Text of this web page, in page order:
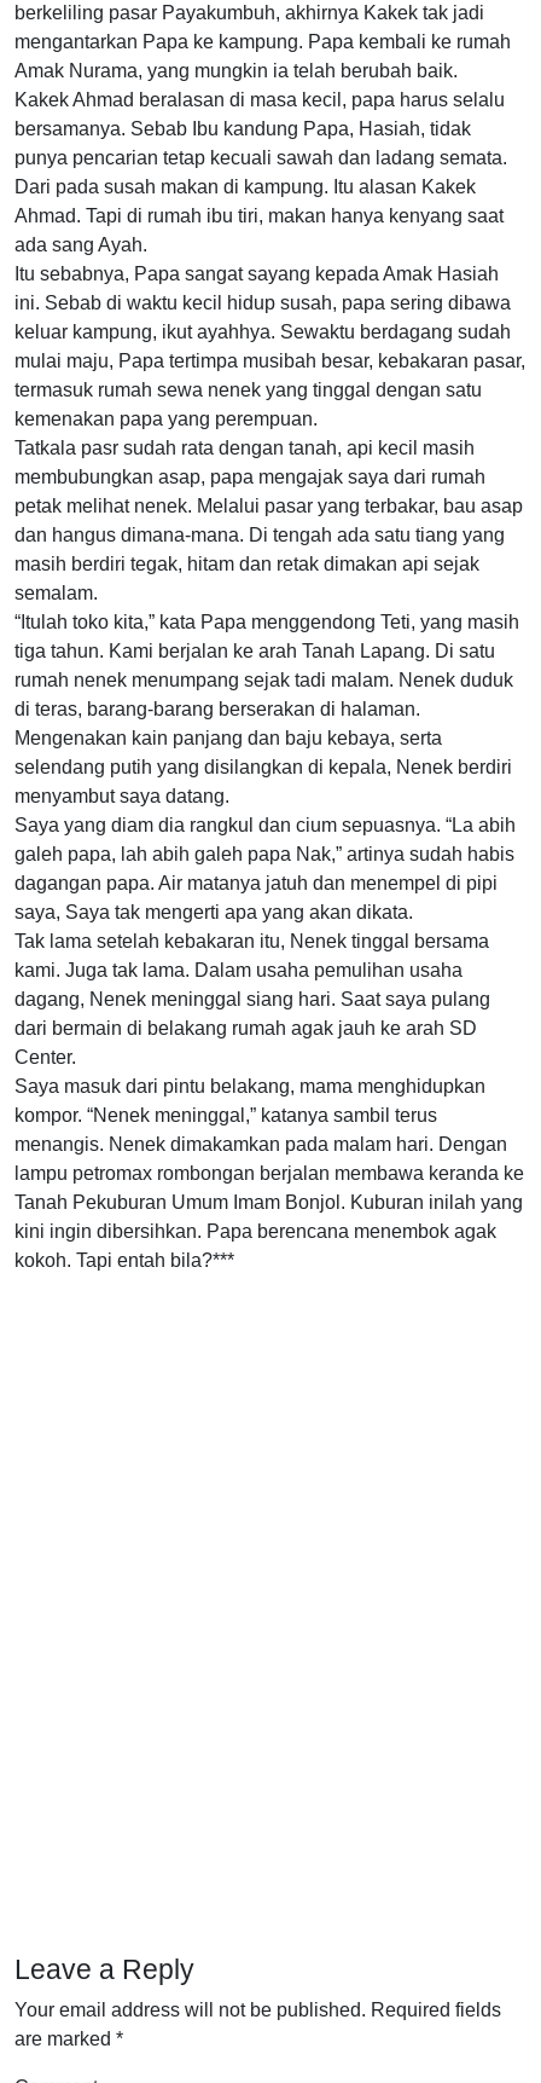
berkeliling pasar Payakumbuh, akhirnya Kakek tak jadi
mengantarkan Papa ke kampung. Papa kembali ke rumah
Amak Nurama, yang mungkin ia telah berubah baik.
Kakek Ahmad beralasan di masa kecil, papa harus selalu
bersamanya. Sebab Ibu kandung Papa, Hasiah, tidak
punya pencarian tetap kecuali sawah dan ladang semata.
Dari pada susah makan di kampung. Itu alasan Kakek
Ahmad. Tapi di rumah ibu tiri, makan hanya kenyang saat
ada sang Ayah.
Itu sebabnya, Papa sangat sayang kepada Amak Hasiah
ini. Sebab di waktu kecil hidup susah, papa sering dibawa
keluar kampung, ikut ayahhya. Sewaktu berdagang sudah
mulai maju, Papa tertimpa musibah besar, kebakaran pasar,
termasuk rumah sewa nenek yang tinggal dengan satu
kemenakan papa yang perempuan.
Tatkala pasr sudah rata dengan tanah, api kecil masih
membubungkan asap, papa mengajak saya dari rumah
petak melihat nenek. Melalui pasar yang terbakar, bau asap
dan hangus dimana-mana. Di tengah ada satu tiang yang
masih berdiri tegak, hitam dan retak dimakan api sejak
semalam.
“Itulah toko kita,” kata Papa menggendong Teti, yang masih
tiga tahun. Kami berjalan ke arah Tanah Lapang. Di satu
rumah nenek menumpang sejak tadi malam. Nenek duduk
di teras, barang-barang berserakan di halaman.
Mengenakan kain panjang dan baju kebaya, serta
selendang putih yang disilangkan di kepala, Nenek berdiri
menyambut saya datang.
Saya yang diam dia rangkul dan cium sepuasnya. “La abih
galeh papa, lah abih galeh papa Nak,” artinya sudah habis
dagangan papa. Air matanya jatuh dan menempel di pipi
saya, Saya tak mengerti apa yang akan dikata.
Tak lama setelah kebakaran itu, Nenek tinggal bersama
kami. Juga tak lama. Dalam usaha pemulihan usaha
dagang, Nenek meninggal siang hari. Saat saya pulang
dari bermain di belakang rumah agak jauh ke arah SD
Center.
Saya masuk dari pintu belakang, mama menghidupkan
kompor. “Nenek meninggal,” katanya sambil terus
menangis. Nenek dimakamkan pada malam hari. Dengan
lampu petromax rombongan berjalan membawa keranda ke
Tanah Pekuburan Umum Imam Bonjol. Kuburan inilah yang
kini ingin dibersihkan. Papa berencana menembok agak
kokoh. Tapi entah bila?***
Leave a Reply
Your email address will not be published. Required fields
are marked *